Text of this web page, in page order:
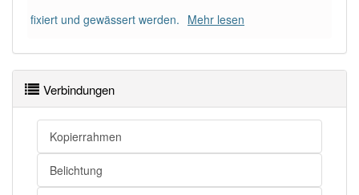
fixiert und gewässert werden. Mehr lesen
Verbindungen
Kopierrahmen
Belichtung